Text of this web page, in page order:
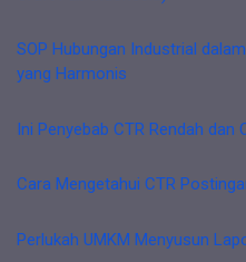
SOP Hubungan Industrial
yang Harmonis
Ini Penyebab CTR Rendah dan
Cara Mengetahui CTR
Perlukah UMKM Menyusun